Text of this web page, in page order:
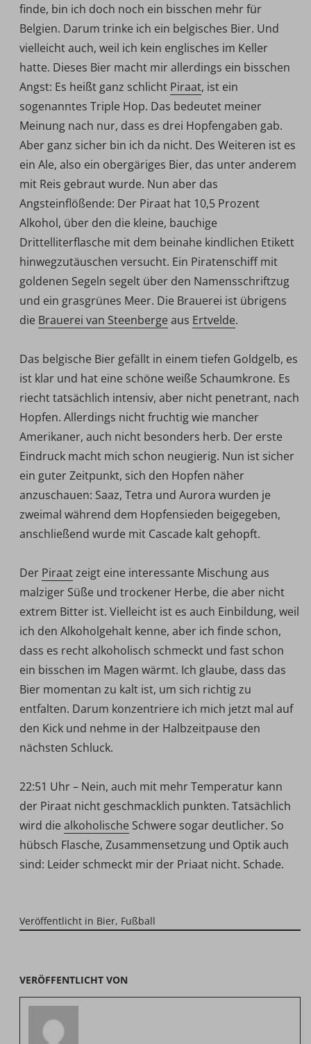
finde, bin ich doch noch ein bisschen mehr für
Belgien. Darum trinke ich ein belgisches Bier. Und
vielleicht auch, weil ich kein englisches im Keller
hatte. Dieses Bier macht mir allerdings ein bisschen
Angst: Es heißt ganz schlicht Piraat, ist ein
sogenanntes Triple Hop. Das bedeutet meiner
Meinung nach nur, dass es drei Hopfengaben gab.
Aber ganz sicher bin ich da nicht. Des Weiteren ist es
ein Ale, also ein obergäriges Bier, das unter anderem
mit Reis gebraut wurde. Nun aber das
Angsteinflößende: Der Piraat hat 10,5 Prozent
Alkohol, über den die kleine, bauchige
Drittelliterflasche mit dem beinahe kindlichen Etikett
hinwegzutäuschen versucht. Ein Piratenschiff mit
goldenen Segeln segelt über den Namensschriftzug
und ein grasgrünes Meer. Die Brauerei ist übrigens
die Brauerei van Steenberge aus Ertvelde.
Das belgische Bier gefällt in einem tiefen Goldgelb, es
ist klar und hat eine schöne weiße Schaumkrone. Es
riecht tatsächlich intensiv, aber nicht penetrant, nach
Hopfen. Allerdings nicht fruchtig wie mancher
Amerikaner, auch nicht besonders herb. Der erste
Eindruck macht mich schon neugierig. Nun ist sicher
ein guter Zeitpunkt, sich den Hopfen näher
anzuschauen: Saaz, Tetra und Aurora wurden je
zweimal während dem Hopfensieden beigegeben,
anschließend wurde mit Cascade kalt gehopft.
Der Piraatzeigt eine interessante Mischung aus
malziger Süße und trockener Herbe, die aber nicht
extrem Bitter ist. Vielleicht ist es auch Einbildung, weil
ich den Alkoholgehalt kenne, aber ich finde schon,
dass es recht alkoholisch schmeckt und fast schon
ein bisschen im Magen wärmt. Ich glaube, dass das
Bier momentan zu kalt ist, um sich richtig zu
entfalten. Darum konzentriere ich mich jetzt mal auf
den Kick und nehme in der Halbzeitpause den
nächsten Schluck.
22:51 Uhr – Nein, auch mit mehr Temperatur kann
der Piraat nicht geschmacklich punkten. Tatsächlich
wird die alkoholische Schwere sogar deutlicher. So
hübsch Flasche, Zusammensetzung und Optik auch
sind: Leider schmeckt mir der Priaat nicht. Schade.
Veröffentlicht in Bier, Fußball
VERÖFFENTLICHT VON